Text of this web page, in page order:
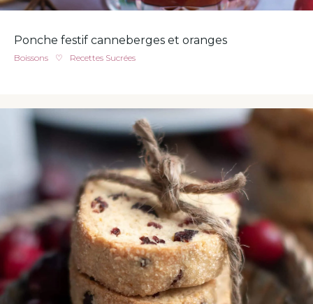
Ponche festif canneberges et oranges
Boissons ♡ Recettes Sucrées